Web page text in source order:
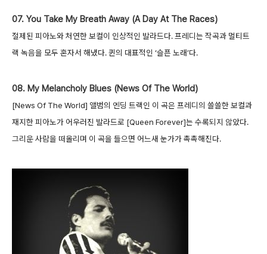
07. You Take My Breath Away (A Day At The Races)
절제된 피아노와 처연한 보컬이 인상적인 발라드다. 프레디는 작곡과 멀티트
랙 녹음을 모두 혼자서 해냈다. 퀸의 대표적인 ‘슬픈 노래’다.
08. My Melancholy Blues (News Of The World)
[News Of The World] 앨범의 엔딩 트랙인 이 곡은 프레디의 쓸쓸한 보컬과
재지한 피아노가 어우러진 발라드로 [Queen Forever]는 수록되지 않았다.
그리운 사람을 떠올리며 이 곡을 들으면 어느새 눈가가 촉촉해진다.